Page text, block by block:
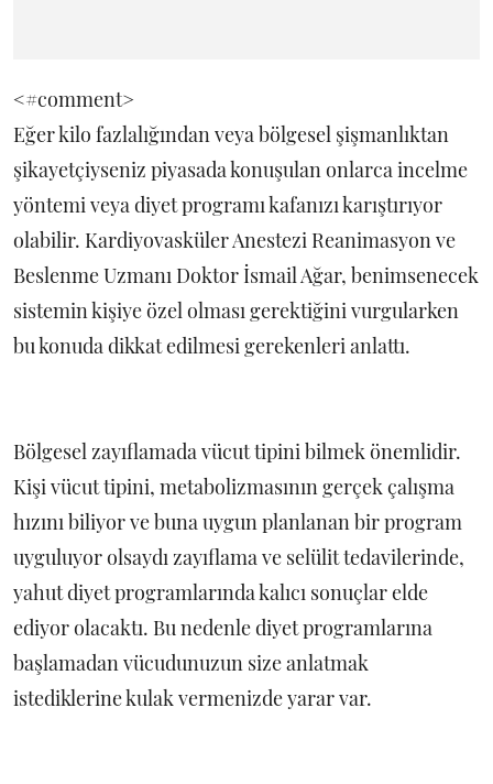
<#comment>
Eğer kilo fazlalığından veya bölgesel şişmanlıktan
şikayetçiyseniz piyasada konuşulan onlarca incelme
yöntemi veya diyet programı kafanızı karıştırıyor
olabilir. Kardiyovasküler Anestezi Reanimasyon ve
Beslenme Uzmanı Doktor İsmail Ağar, benimsenecek
sistemin kişiye özel olması gerektiğini vurgularken
bu konuda dikkat edilmesi gerekenleri anlattı.
Bölgesel zayıflamada vücut tipini bilmek önemlidir.
Kişi vücut tipini, metabolizmasının gerçek çalışma
hızını biliyor ve buna uygun planlanan bir program
uyguluyor olsaydı zayıflama ve selülit tedavilerinde,
yahut diyet programlarında kalıcı sonuçlar elde
ediyor olacaktı. Bu nedenle diyet programlarına
başlamadan vücudunuzun size anlatmak
istediklerine kulak vermenizde yarar var.